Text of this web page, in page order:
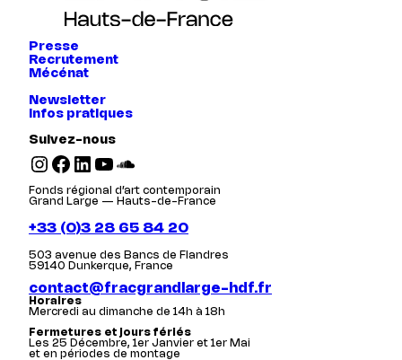
Presse
Recrutement
Mécénat
Newsletter
Infos pratiques
Suivez-nous
Instagram Facebook LinkedIn YouTube SoundCloud
Fonds régional d’art contemporain
Grand Large — Hauts-de-France
+33 (0)3 28 65 84 20
503 avenue des Bancs de Flandres
59140 Dunkerque, France
contact@fracgrandlarge-hdf.fr
Horaires
Mercredi au dimanche de 14h à 18h
Fermetures et jours fériés
Les 25 Décembre, 1er Janvier et 1er Mai
et en périodes de montage